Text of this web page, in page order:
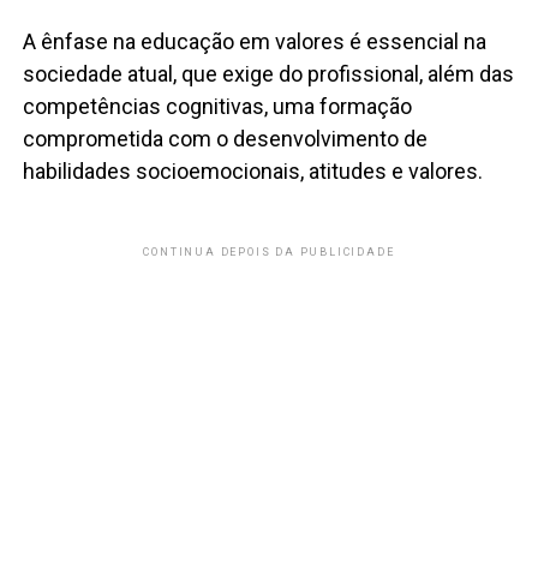
A ênfase na educação em valores é essencial na
sociedade atual, que exige do profissional, além das
competências cognitivas, uma formação
comprometida com o desenvolvimento de
habilidades socioemocionais, atitudes e valores.
CONTINUA DEPOIS DA PUBLICIDADE